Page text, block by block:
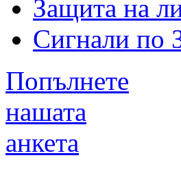
Защита на
Сигнали
Попълнете
нашата
анкета